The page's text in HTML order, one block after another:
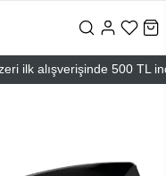
alışverişinde 500 TL